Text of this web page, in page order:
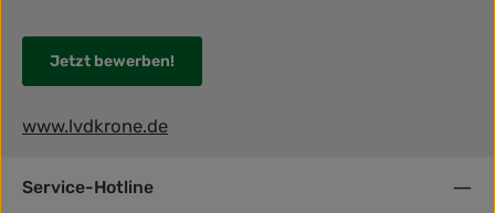
Jetzt bewerben!
www.lvdkrone.de
Service-Hotline